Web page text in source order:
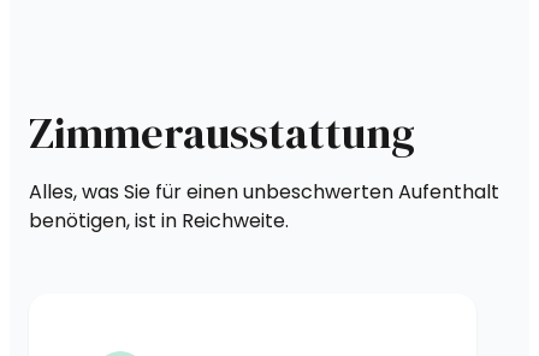
Zimmerausstattung
Alles, was Sie für einen unbeschwerten Aufenthalt
benötigen, ist in Reichweite.